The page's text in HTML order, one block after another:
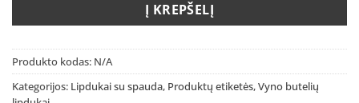
Į KREPŠELĮ
Produkto kodas: N/A
Kategorijos: Lipdukai su spauda, Produktų etiketės,Vyno butelių